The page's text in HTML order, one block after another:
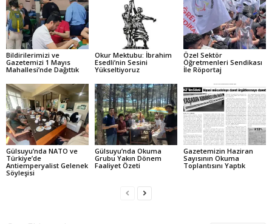
Bildirilerimizi ve
Gazetemizi 1 Mayıs
Mahallesi’nde Dağıttık
Okur Mektubu: İbrahim
Esedli’nin Sesini
Yükseltiyoruz
Özel Sektör
Öğretmenleri Sendikası
İle Röportaj
Gülsuyu’nda NATO ve
Türkiye’de
Antiemperyalist Gelenek
Söyleşisi
Gülsuyu’nda Okuma
Grubu Yakın Dönem
Faaliyet Özeti
Gazetemizin Haziran
Sayısının Okuma
Toplantısını Yaptık